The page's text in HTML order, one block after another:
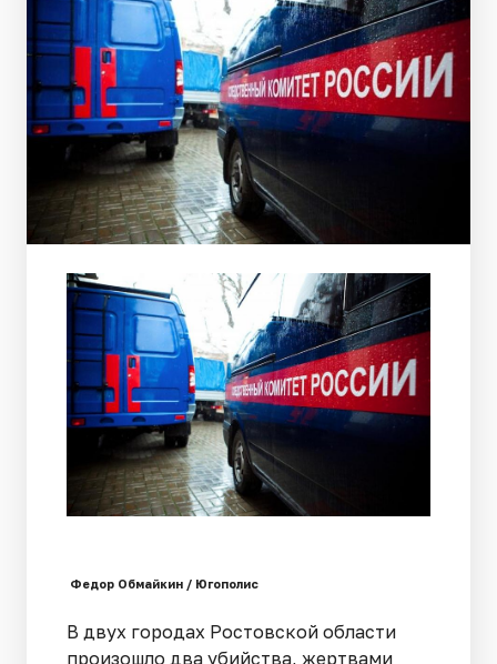
Федор Обмайкин / Югополис
В двух городах Ростовской области
произошло два убийства, жертвами